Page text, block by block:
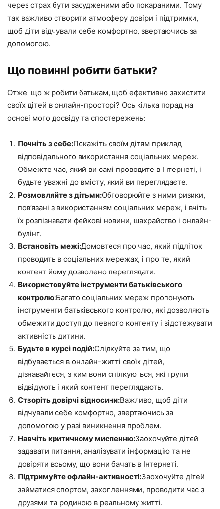
через страх бути засудженими або покараними. Тому
так важливо створити атмосферу довіри і підтримки,
щоб діти відчували себе комфортно, звертаючись за
допомогою.
Що повинні робити батьки?
Отже, що ж робити батькам, щоб ефективно захистити
своїх дітей в онлайн-просторі? Ось кілька порад на
основі мого досвіду та спостережень:
Почніть з себе:Покажіть своїм дітям приклад
відповідального використання соціальних мереж.
Обмежте час, який ви самі проводите в Інтернеті, і
будьте уважні до вмісту, який ви переглядаєте.
Розмовляйте з дітьми:Обговорюйте з ними ризики,
пов’язані з використанням соціальних мереж, і вчіть
їх розпізнавати фейкові новини, шахрайство і онлайн-
булінг.
Встановіть межі:Домовтеся про час, який підліток
проводить в соціальних мережах, і про те, який
контент йому дозволено переглядати.
Використовуйте інструменти батьківського
контролю:Багато соціальних мереж пропонують
інструменти батьківського контролю, які дозволяють
обмежити доступ до певного контенту і відстежувати
активність дитини.
Будьте в курсі подій:Слідкуйте за тим, що
відбувається в онлайн-житті своїх дітей,
дізнавайтеся, з ким вони спілкуються, які групи
відвідують і який контент переглядають.
Створіть довірчі відносини:Важливо, щоб діти
відчували себе комфортно, звертаючись за
допомогою у разі виникнення проблем.
Навчіть критичному мисленню:Заохочуйте дітей
задавати питання, аналізувати інформацію та не
довіряти всьому, що вони бачать в Інтернеті.
Підтримуйте офлайн-активності:Заохочуйте дітей
займатися спортом, захопленнями, проводити час з
друзями та родиною в реальному житті.